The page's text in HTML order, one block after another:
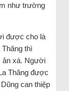
như trường
được cho là
thì
ân xá. Người
Thăng được
can thiệp